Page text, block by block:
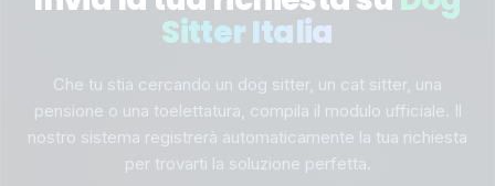
Sitter Italia
Che tu stia cercando un dog sitter, un cat sitter, una
pensione o una toelettatura, compila il modulo ufficiale. Il
nostro sistema registrerà automaticamente la tua richiesta
per trovarti la soluzione perfetta.